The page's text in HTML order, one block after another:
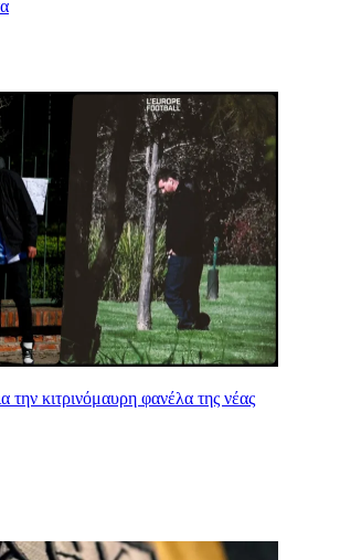
την κιτρινόμαυρη φανέλα της νέας